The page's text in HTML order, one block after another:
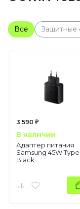
Все Защитные
3 590 ₽
В наличии
Адаптер питания
Samsung 45W
Black